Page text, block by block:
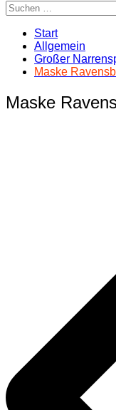
Start
Allgemein
Großer
Maske
Maske